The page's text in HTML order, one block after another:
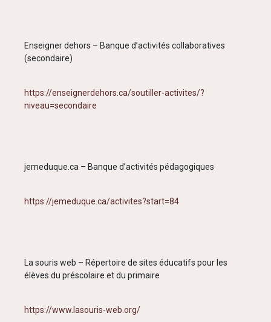
Enseigner dehors – Banque d’activités collaboratives
(secondaire)
https://enseignerdehors.ca/soutiller-activites/?
niveau=secondaire
jemeduque.ca – Banque d’activités pédagogiques
https://jemeduque.ca/activites?start=84
La souris web – Répertoire de sites éducatifs pour les
élèves du préscolaire et du primaire
https://www.lasouris-web.org/